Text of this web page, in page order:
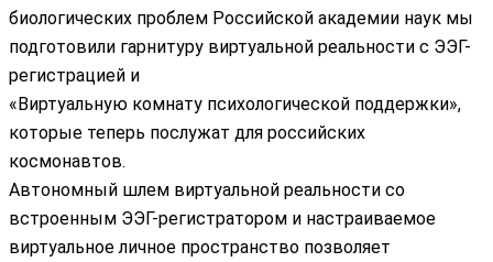
биологических проблем Российской академии наук мы
подготовили гарнитуру виртуальной реальности с ЭЭГ-
регистрацией и
«Виртуальную комнату психологической поддержки»,
которые теперь послужат для российских
космонавтов.
Автономный шлем виртуальной реальности со
встроенным ЭЭГ-регистратором и настраиваемое
виртуальное личное пространство позволяет